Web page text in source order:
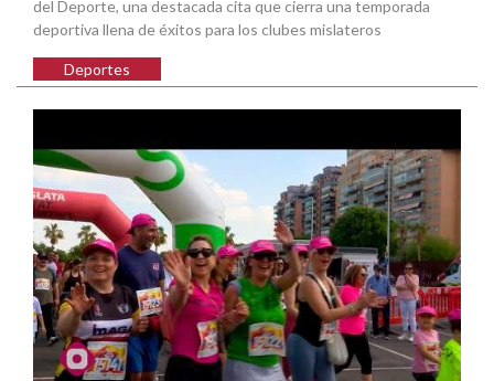
del Deporte, una destacada cita que cierra una temporada
deportiva llena de éxitos para los clubes mislateros
Deportes